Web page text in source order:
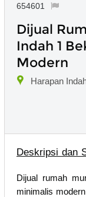
654601
Dijual
Indah 1
Modern
Harapan
Deskripsi dan
Dijual rumah
minimalis